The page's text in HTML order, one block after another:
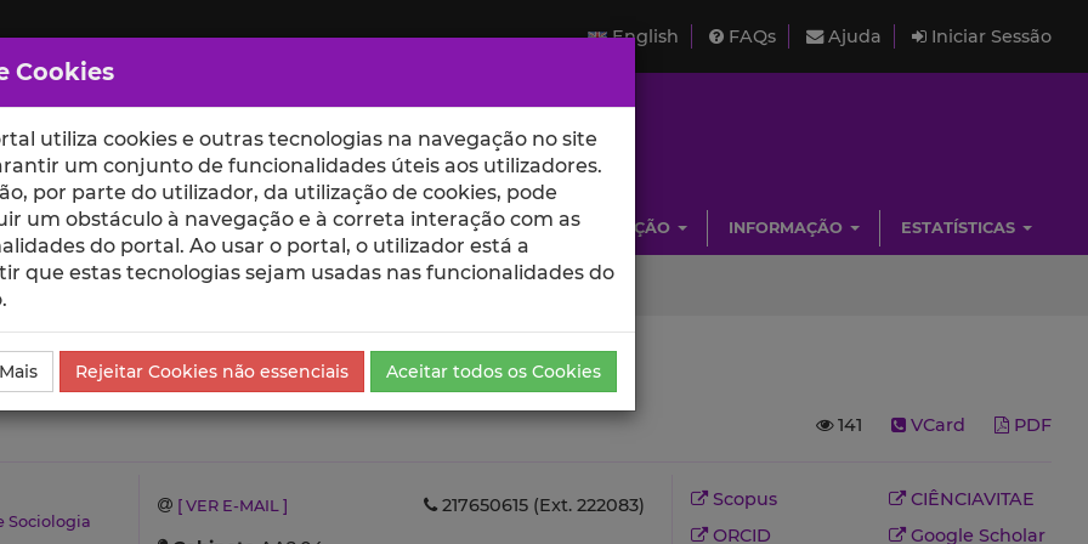
English FAQs Ajuda Iniciar Sessão
ESCOLAS UNIDADES INVESTIGAÇÃO INFORMAÇÃO ESTATÍSTICAS
e Citações
141 VCard PDF
Sociologia
[ VER E-MAIL ]
217650615 (Ext. 222083)
Scopus
CIÊNCIAVITAE
ORCID
Google Scholar
Cookies
utiliza cookies e outras tecnologias na navegação no site
um conjunto de funcionalidades úteis aos utilizadores.
por parte do utilizador, da utilização de cookies, pode
um obstáculo à navegação e à correta interação com as
do portal. Ao usar o portal, o utilizador está a
que estas tecnologias sejam usadas nas funcionalidades do
Rejeitar Cookies não essenciais Aceitar todos os Cookies